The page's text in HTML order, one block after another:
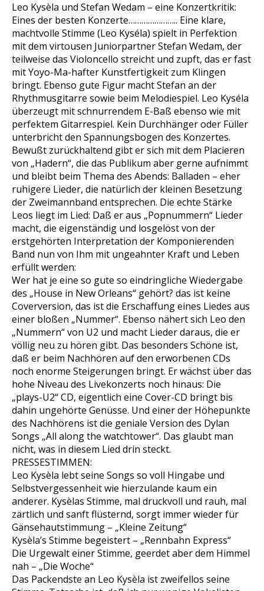
Leo Kysèla und Stefan Wedam – eine Konzertkritik:
Eines der besten Konzerte………………….. Eine klare,
machtvolle Stimme (Leo Kyséla) spielt in Perfektion
mit dem virtousen Juniorpartner Stefan Wedam, der
teilweise das Violoncello streicht und zupft, das er fast
mit Yoyo-Ma-hafter Kunstfertigkeit zum Klingen
bringt. Ebenso gute Figur macht Stefan an der
Rhythmusgitarre sowie beim Melodiespiel. Leo Kyséla
überzeugt mit schnurrendem E-Baß ebenso wie mit
perfektem Gitarrespiel. Kein Durchhänger oder Füller
unterbricht den Spannungsbogen des Konzertes.
Bewußt zurückhaltend gibt er sich mit dem Placieren
von „Hadern“, die das Publikum aber gerne aufnimmt
und bleibt beim Thema des Abends: Balladen – eher
ruhigere Lieder, die natürlich der kleinen Besetzung
der Zweimannband entsprechen. Die echte Stärke
Leos liegt im Lied: Daß er aus „Popnummern“ Lieder
macht, die eigenständig und losgelöst von der
erstgehörten Interpretation der Komponierenden
Band nun von Ihm mit ungeahnter Kraft und Leben
erfüllt werden:
Wer hat je eine so gute so eindringliche Wiedergabe
des „House in New Orleans“ gehört? das ist keine
Coverversion, das ist die Erschaffung eines Liedes aus
einer bloßen „Nummer“. Ebenso nähert sich Leo den
„Nummern“ von U2 und macht Lieder daraus, die er
völlig neu zu hören gibt. Das besonders Schöne ist,
daß er beim Nachhören auf den erworbenen CDs
noch enorme Steigerungen bringt. Er wächst über das
hohe Niveau des Livekonzerts noch hinaus: Die
„plays-U2“ CD, eigentlich eine Cover-CD bringt bis
dahin ungehörte Genüsse. Und einer der Höhepunkte
des Nachhörens ist die geniale Version des Dylan
Songs „All along the watchtower“. Das glaubt man
nicht, was in diesem Lied drin steckt.
PRESSESTIMMEN:
Leo Kysèla lebt seine Songs so voll Hingabe und
Selbstvergessenheit wie hierzulande kaum ein
anderer. Kysèlas Stimme, mal druckvoll und rauh, mal
zärtlich und sanft flüsternd, sorgt immer wieder für
Gänsehautstimmung – „Kleine Zeitung“
Kysèla’s Stimme begeistert – „Rennbahn Express“
Die Urgewalt einer Stimme, geerdet aber dem Himmel
nah – „Die Woche“
Das Packendste an Leo Kysèla ist zweifellos seine